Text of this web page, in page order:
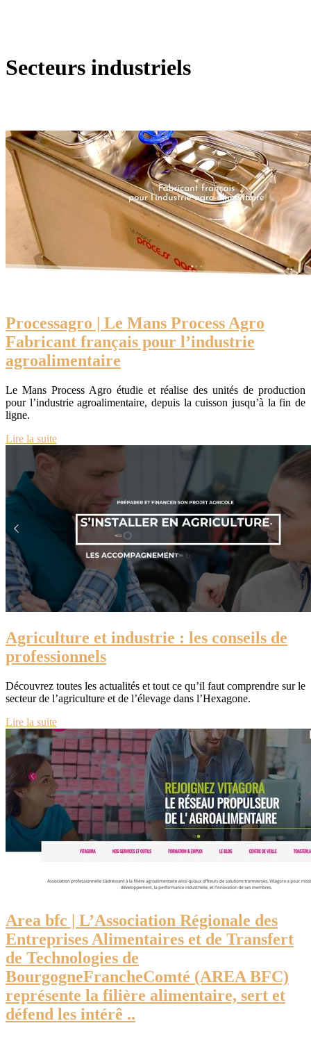
Secteurs industriels
Processagro | Le Mans Process Agro
Fabricant français pour l’industrie
agroalimentaire
Le Mans Process Agro étudie et réalise des unités de production
pour l’industrie agroalimentaire, depuis la cuisson jusqu’à la fin de
ligne.
Lire la suite
Agriculture et industrie : les conseils de
professionnels
Découvrez toutes les actualités et tout ce qu’il faut comprendre sur le
secteur de l’agriculture et de l’élevage dans l’Hexagone.
Lire la suite
Area bfc | L’Association Régionale des
Entreprises Alimen­tai­res et de Transfert
de Technolo­gies de
BourgogneFrancheComté (AREA BFC)
représente la filière alimentaire, sert et
défend les intérê ..